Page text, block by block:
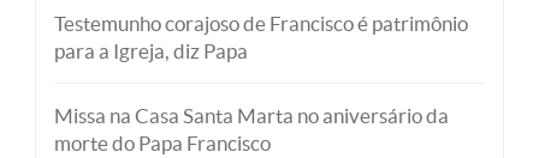
Testemunho corajoso de Francisco é patrimônio
para a Igreja, diz Papa
Missa na Casa Santa Marta no aniversário da
morte do Papa Francisco